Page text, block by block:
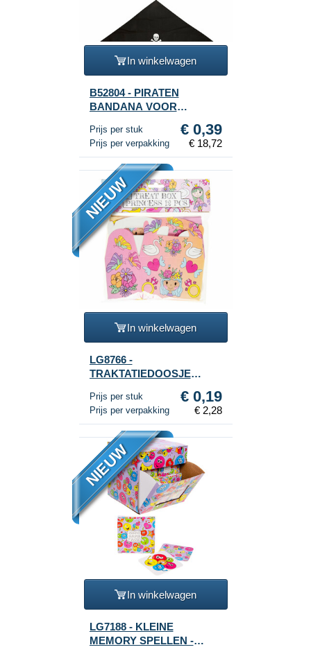
In winkelwagen
B52804 - PIRATEN
BANDANA VOOR
Prijs per stuk € 0,39
Prijs per verpakking € 18,72
NIEUW
In winkelwagen
LG8766 -
TRAKTATIEDOOSJE
(12st.)
Prijs per stuk € 0,19
Prijs per verpakking € 2,28
NIEUW
In winkelwagen
LG7188 - KLEINE
MEMORY SPELLEN -